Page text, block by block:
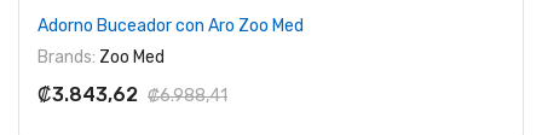
Adorno Buceador con Aro Zoo Med
Brands: Zoo Med
₡3.843,62 ₡6.988,41